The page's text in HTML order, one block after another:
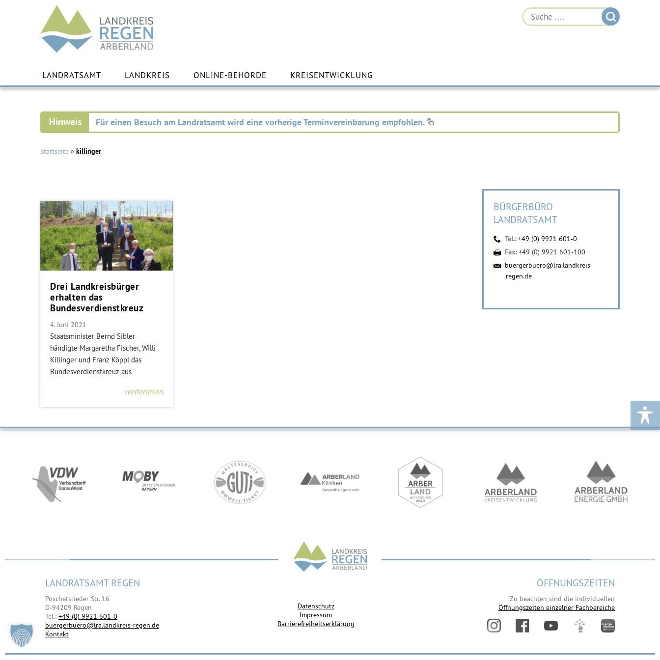
Landkreis
Regen
Inhalt
springen
LANDRATSAMT LANDKREIS ONLINE-BEHÖRDE KREISENTWICKLUNG
Für einen Besuch am Landratsamt wird eine vorherige Terminvereinbarung empfohlen.
Startseite » killinger
Drei Landkreisbürger
erhalten das
Bundesverdienstkreuz
4. Juni 2021
Staatsminister Bernd Sibler
händigte Margaretha Fischer, Willi
Killinger und Franz Köppl das
Bundesverdienstkreuz aus
weiterlesen
BÜRGERBÜRO
LANDRATSAMT
Tel.:+49 (0) 9921 601-0
Fax:+49 (0) 9921 601-100
buergerbuero@lra.landkreis-
regen.de
LANDRATSAMT REGEN
Poschetsrieder Str. 16
D-94209 Regen
Tel.: +49 (0) 9921 601-0
buergerbuero@lra.landkreis-regen.de
Kontakt
Datenschutz
Impressum
Barrierefreiheitserklärung
ÖFFNUNGSZEITEN
Zu beachten sind die individuellen
Öffnungszeiten einzelner Fachbereiche